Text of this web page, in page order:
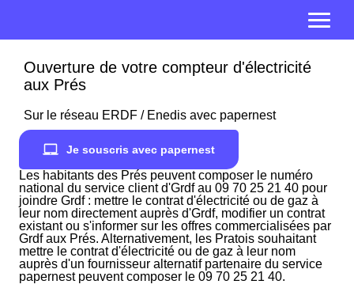
Ouverture de votre compteur d'électricité
aux Prés
Sur le réseau ERDF / Enedis avec papernest
Je souscris avec papernest
Les habitants des Prés peuvent composer le numéro
national du service client d'Grdf au 09 70 25 21 40 pour
joindre Grdf : mettre le contrat d'électricité ou de gaz à
leur nom directement auprès d'Grdf, modifier un contrat
existant ou s'informer sur les offres commercialisées par
Grdf aux Prés. Alternativement, les Pratois souhaitant
mettre le contrat d'électricité ou de gaz à leur nom
auprès d'un fournisseur alternatif partenaire du service
papernest peuvent composer le 09 70 25 21 40.